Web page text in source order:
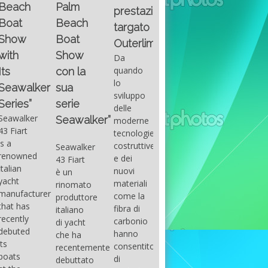
Palm
Beach
con la
Fiart
un
yacht
ha
prestazioni
targato
Outerlimits.
Da
quando
lo
sviluppo
delle
moderne
costruttive
e dei
nuovi
materiali
come la
fibra di
carbonio
hanno
consentito
di
Fountain
38SC è
una
barca a
console
centrale
sportiva
di lusso,
dove
velocità,
comodità
sicurezza
s’integrano
perfettamente,
cantiere
Fountain
ha
costruire
basic
on
basic
intention
draw
attention
to the
use of
formulas
GUITAR
Santana
had its
maximum
in the
early
seventies
that
Santana,